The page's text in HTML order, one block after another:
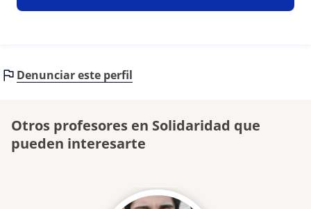
Denunciar este perfil
Otros profesores en Solidaridad que
pueden interesarte